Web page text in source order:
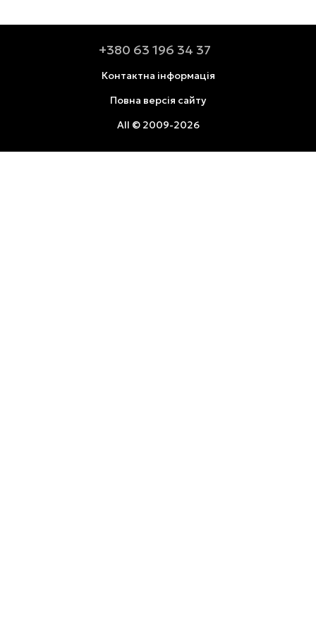
+380 63 196 34 37
Контактна інформація
Повна версія сайту
All © 2009-2026